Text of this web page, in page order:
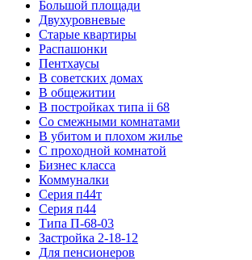
Большой площади
Двухуровневые
Старые квартиры
Распашонки
Пентхаусы
В советских домах
В общежитии
В постройках типа ii 68
Со смежными комнатами
В убитом и плохом жилье
С проходной комнатой
Бизнес класса
Коммуналки
Серия п44т
Серия п44
Типа П-68-03
Застройка 2-18-12
Для пенсионеров